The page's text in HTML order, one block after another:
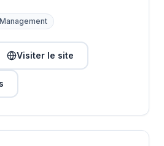
Management
Visiter le site